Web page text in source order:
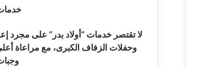
لا تقتصر خدمات “أولاد بدر” على مجرد
وحفلات الزفاف الكبرى، مع مراعاة